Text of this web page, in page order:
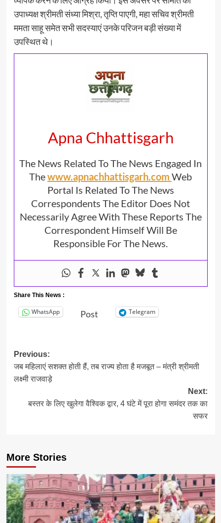
उपाध्यक्ष श्रीमती संध्या मिश्रा, तृप्ति पाएगी, महा सचिव श्रीमती
ममता साहू समेत सभी सदस्याएं उनके परिजन बड़ी संख्या में
उपस्थित थे।
Apna Chhattisgarh
The News Related To The News Engaged In
Thewww.apnachhattisgarh.com Web
Portal Is Related To The News
Correspondents The Editor Does Not
Necessarily Agree With These Reports The
Correspondent Himself Will Be
Responsible For The News.
Share This News :
WhatsApp Post Telegram
Post
navigation
Previous:
जब महिलाएं सशक्त होती हैं, तब राज्य होता है मजबूत – मंत्री श्रीमती
लक्ष्मी राजवाड़े
Next:
बस्तर के लिए खुलेगा वैश्विक द्वार, 4 घंटे में पूरा होगा समंदर तक का
सफर
More Stories